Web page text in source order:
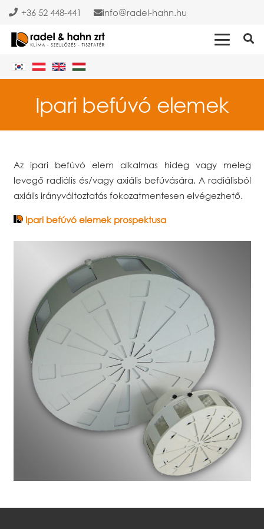
+36 52 448-441 info radel-hahn.hu
Ipari befúvó elemek
Az ipari befúvó elem alkalmas hideg vagy meleg
levegő radiális és/vagy axiális befúvására. A radiálisból
axiális irányváltoztatás fokozatmentesen elvégezhető.
Ipari befúvó elemek prospektusa